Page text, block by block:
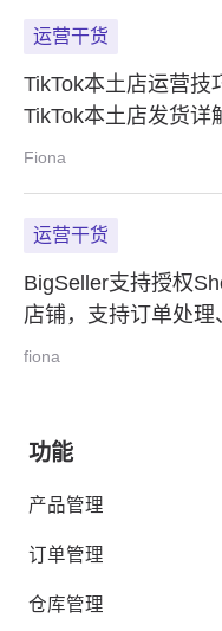
运营干货
TikTok本土店运营技
TikTok本土店发货详
Fiona
运营干货
BigSeller支持授权
店铺，支持订单处理
步功能
fiona
功能
产品管理
订单管理
仓库管理